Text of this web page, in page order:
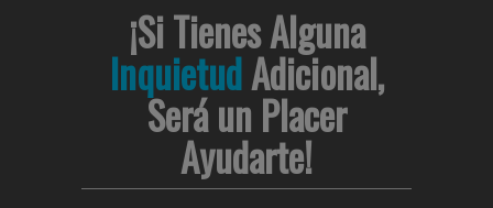
¡Si Tienes Alguna
InquietudAdicional,
Será un Placer
Ayudarte!